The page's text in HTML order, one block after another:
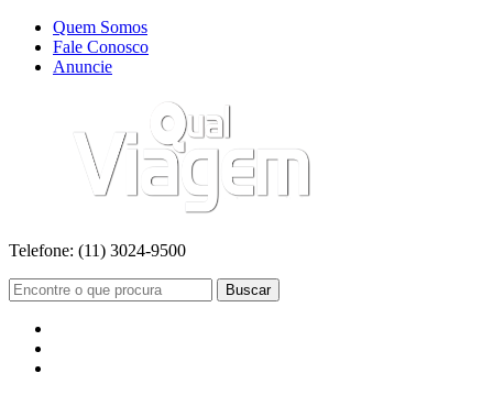
Quem Somos
Fale Conosco
Anuncie
Telefone: (11) 3024-9500
Buscar